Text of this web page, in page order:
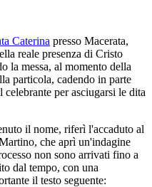
Caterina presso Macerata,
reale presenza di Cristo
la messa, al momento della
particola, cadendo in parte
per asciugarsi le dita
il nome, riferì l'accaduto al
che aprì un'indagine
non sono arrivati fino a
dal tempo, con una
il testo seguente: